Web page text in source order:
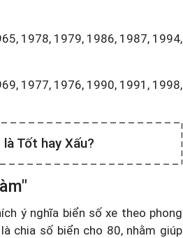
1978, 1979, 1986, 1987, 1994,
1977, 1976, 1990, 1991, 1998,
Tốt hay Xấu?
ý nghĩa biển số xe theo phong
chia số biển cho 80, nhằm giúp